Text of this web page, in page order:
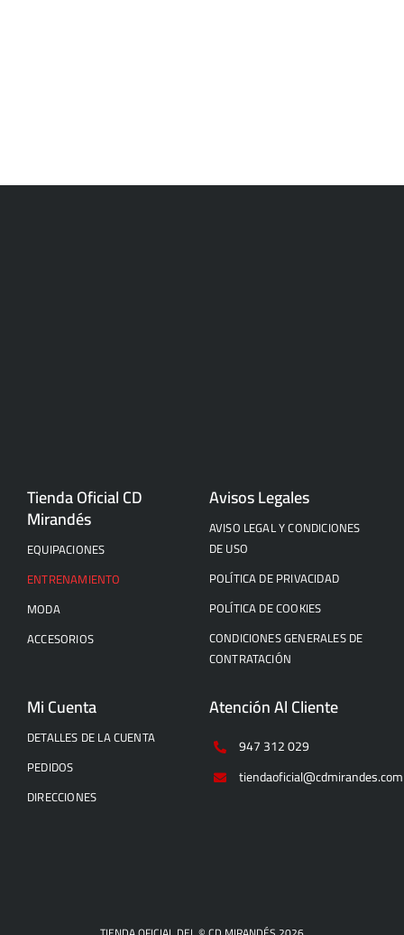
Tienda Oficial CD
Mirandés
EQUIPACIONES
ENTRENAMIENTO
MODA
ACCESORIOS
Avisos Legales
AVISO LEGAL Y CONDICIONES
DE USO
POLÍTICA DE PRIVACIDAD
POLÍTICA DE COOKIES
CONDICIONES GENERALES DE
CONTRATACIÓN
Mi Cuenta
DETALLES DE LA CUENTA
PEDIDOS
DIRECCIONES
Atención Al Cliente
947 312 029
tiendaoficial@cdmirandes.com